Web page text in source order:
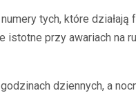
tych, które działają
istotne przy awariach na
dziennych, a